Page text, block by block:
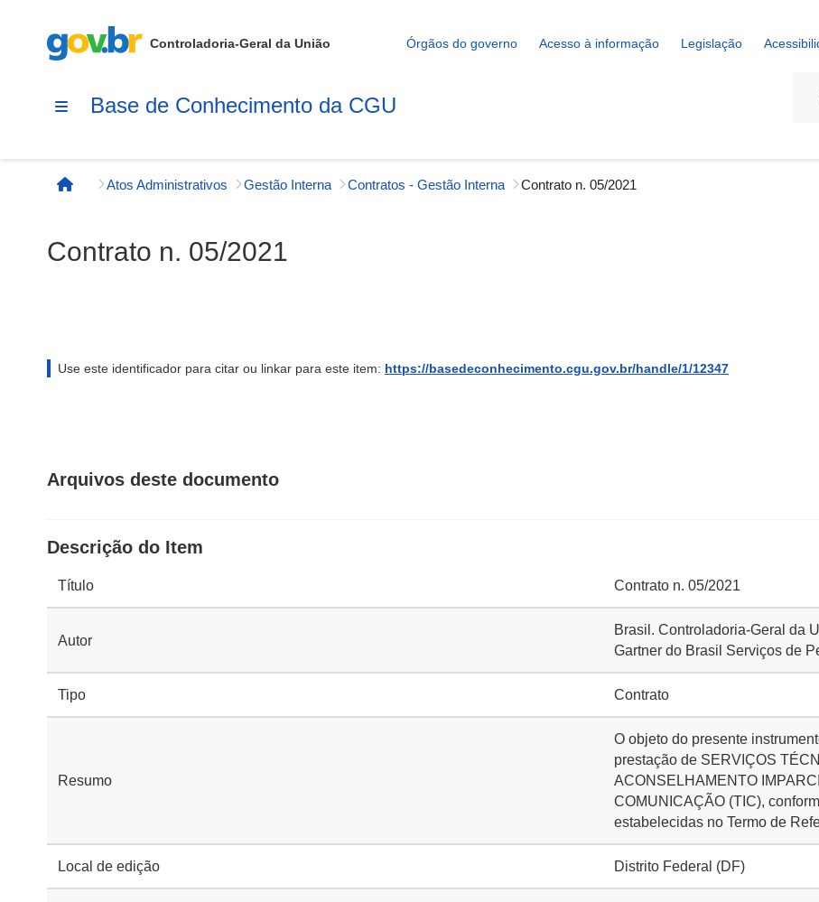
Controladoria-Geral da União Órgãos do governo Acesso à informação Legislação
Base de Conhecimento da CGU
Página inicial
Atos Administrativos Gestão Interna Contratos - Gestão Interna Contrato n. 05/2021
Contrato n. 05/2021
Use este identificador para citar ou linkar para este item: https://basedeconhecimento.cgu.gov.br/handle/1/12347
Arquivos deste documento
Descrição do Item
Título Contrato n. 05/2021
Autor
Brasil. Controladoria-Geral da
Gartner do Brasil Serviços de
Tipo Contrato
Resumo
O objeto do presente
prestação de SERVIÇOS
ACONSELHAMENTO
COMUNICAÇÃO (TIC),
estabelecidas no Termo de
Local de edição Distrito Federal (DF)